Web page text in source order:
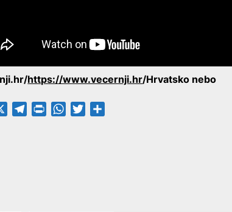
https://www.vecernji.hr/Hrvatsko nebo
TelegramPrintFriendly
WhatsApp
Twitter